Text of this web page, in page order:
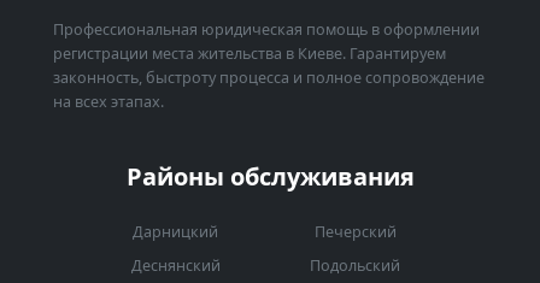
Профессиональная юридическая помощь в оформлении
регистрации места жительства в Киеве. Гарантируем
законность, быстроту процесса и полное сопровождение
на всех этапах.
Районы обслуживания
Дарницкий
Деснянский
Печерский
Подольский